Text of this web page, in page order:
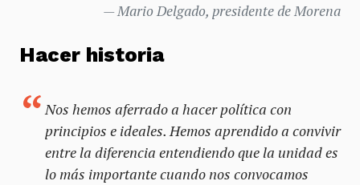
Mario Delgado, presidente de Morena
Hacer historia
Nos hemos aferrado a hacer política con
principios e ideales. Hemos aprendido a convivir
entre la diferencia entendiendo que la unidad es
lo más importante cuando nos convocamos